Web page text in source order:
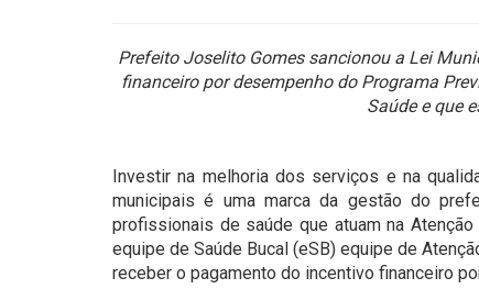
Prefeito Joselito Gomes sancionou a Lei
financeiro por desempenho do Programa
Saúde e que
Investir na melhoria dos serviços e na
municipais é uma marca da gestão do
profissionais de saúde que atuam na
equipe de Saúde Bucal (eSB) equipe de
receber o pagamento do incentivo financeiro